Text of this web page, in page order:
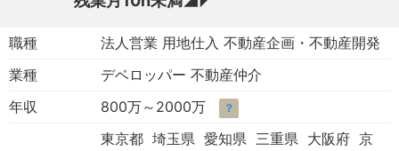
職種
法人営業 用地仕入 不動産企画・不動産開発
業種
デベロッパー 不動産仲介
年収
800万～2000万 ？
東京都 埼玉県 愛知県 三重県 大阪府 京